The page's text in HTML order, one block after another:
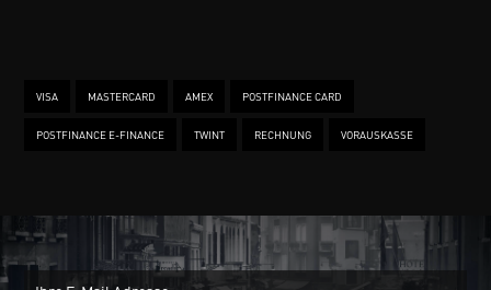
VISA MASTERCARD AMEX POSTFINANCE CARD
POSTFINANCE E-FINANCE TWINT RECHNUNG VORAUSKASSE